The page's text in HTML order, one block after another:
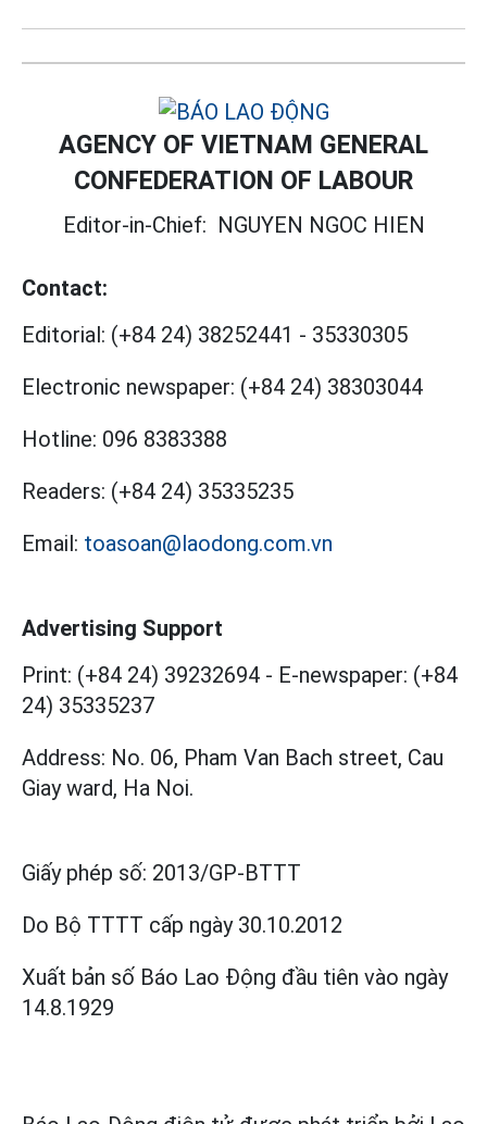
AGENCY OF VIETNAM GENERAL
CONFEDERATION OF LABOUR
Editor-in-Chief: NGUYEN NGOC HIEN
Contact:
Editorial: (+84 24) 38252441 - 35330305
Electronic newspaper: (+84 24) 38303044
Hotline: 096 8383388
Readers: (+84 24) 35335235
Email: toasoan@laodong.com.vn
Advertising Support
Print: (+84 24) 39232694 - E-newspaper: (+84
24) 35335237
Address: No. 06, Pham Van Bach street, Cau
Giay ward, Ha Noi.
Giấy phép số: 2013/GP-BTTT
Do Bộ TTTT cấp ngày 30.10.2012
Xuất bản số Báo Lao Động đầu tiên vào ngày
14.8.1929